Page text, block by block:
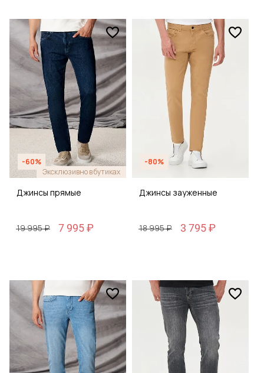
-60%
Эксклюзивно в бутиках
Джинсы прямые
19 995 ₽ 7 995 ₽
-80%
Джинсы зауженные
18 995 ₽ 3 795 ₽